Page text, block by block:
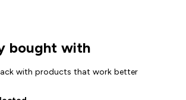
bought with
with products that work better